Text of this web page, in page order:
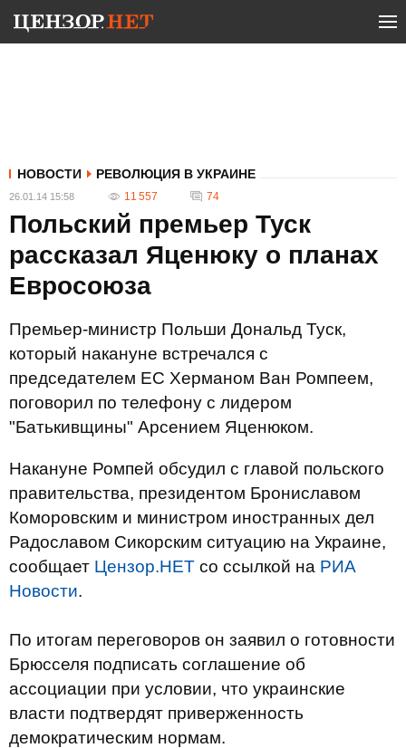
НОВОСТИ РЕВОЛЮЦИЯ В УКРАИНЕ
26.01.14 15:58 11 557 74
Польский премьер Туск
рассказал Яценюку о планах
Евросоюза
Премьер-министр Польши Дональд Туск,
который накануне встречался с
председателем ЕС Херманом Ван Ромпеем,
поговорил по телефону с лидером
"Батькивщины" Арсением Яценюком.
Накануне Ромпей обсудил с главой польского
правительства, президентом Брониславом
Коморовским и министром иностранных дел
Радославом Сикорским ситуацию на Украине,
сообщает Цензор.НЕТ со ссылкой на РИА
Новости.
По итогам переговоров он заявил о готовности
Брюсселя подписать соглашение об
ассоциации при условии, что украинские
власти подтвердят приверженность
демократическим нормам.